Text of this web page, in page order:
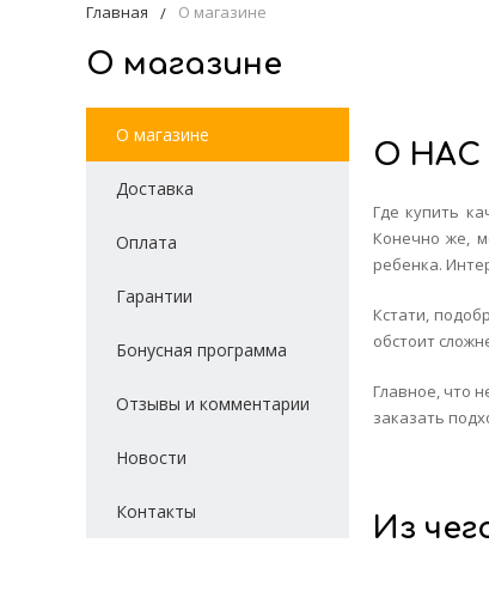
Главная О магазине
О магазине
О магазине
Доставка
Оплата
Гарантии
Бонусная программа
Отзывы и комментарии
Новости
Контакты
О НАС
Где купить
Конечно же,
ребенка.
Кстати,
обстоит
Главное, что
заказать
Из